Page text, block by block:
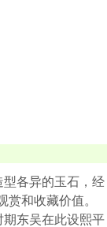
各异的玉石，经
和收藏价值。
期东吴在此设熙平